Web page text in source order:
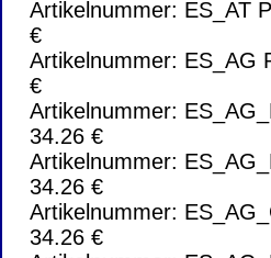
Artikelnummer: ES_AT
€
Artikelnummer: ES_AG
€
Artikelnummer:
34.26 €
Artikelnummer:
34.26 €
Artikelnummer:
34.26 €